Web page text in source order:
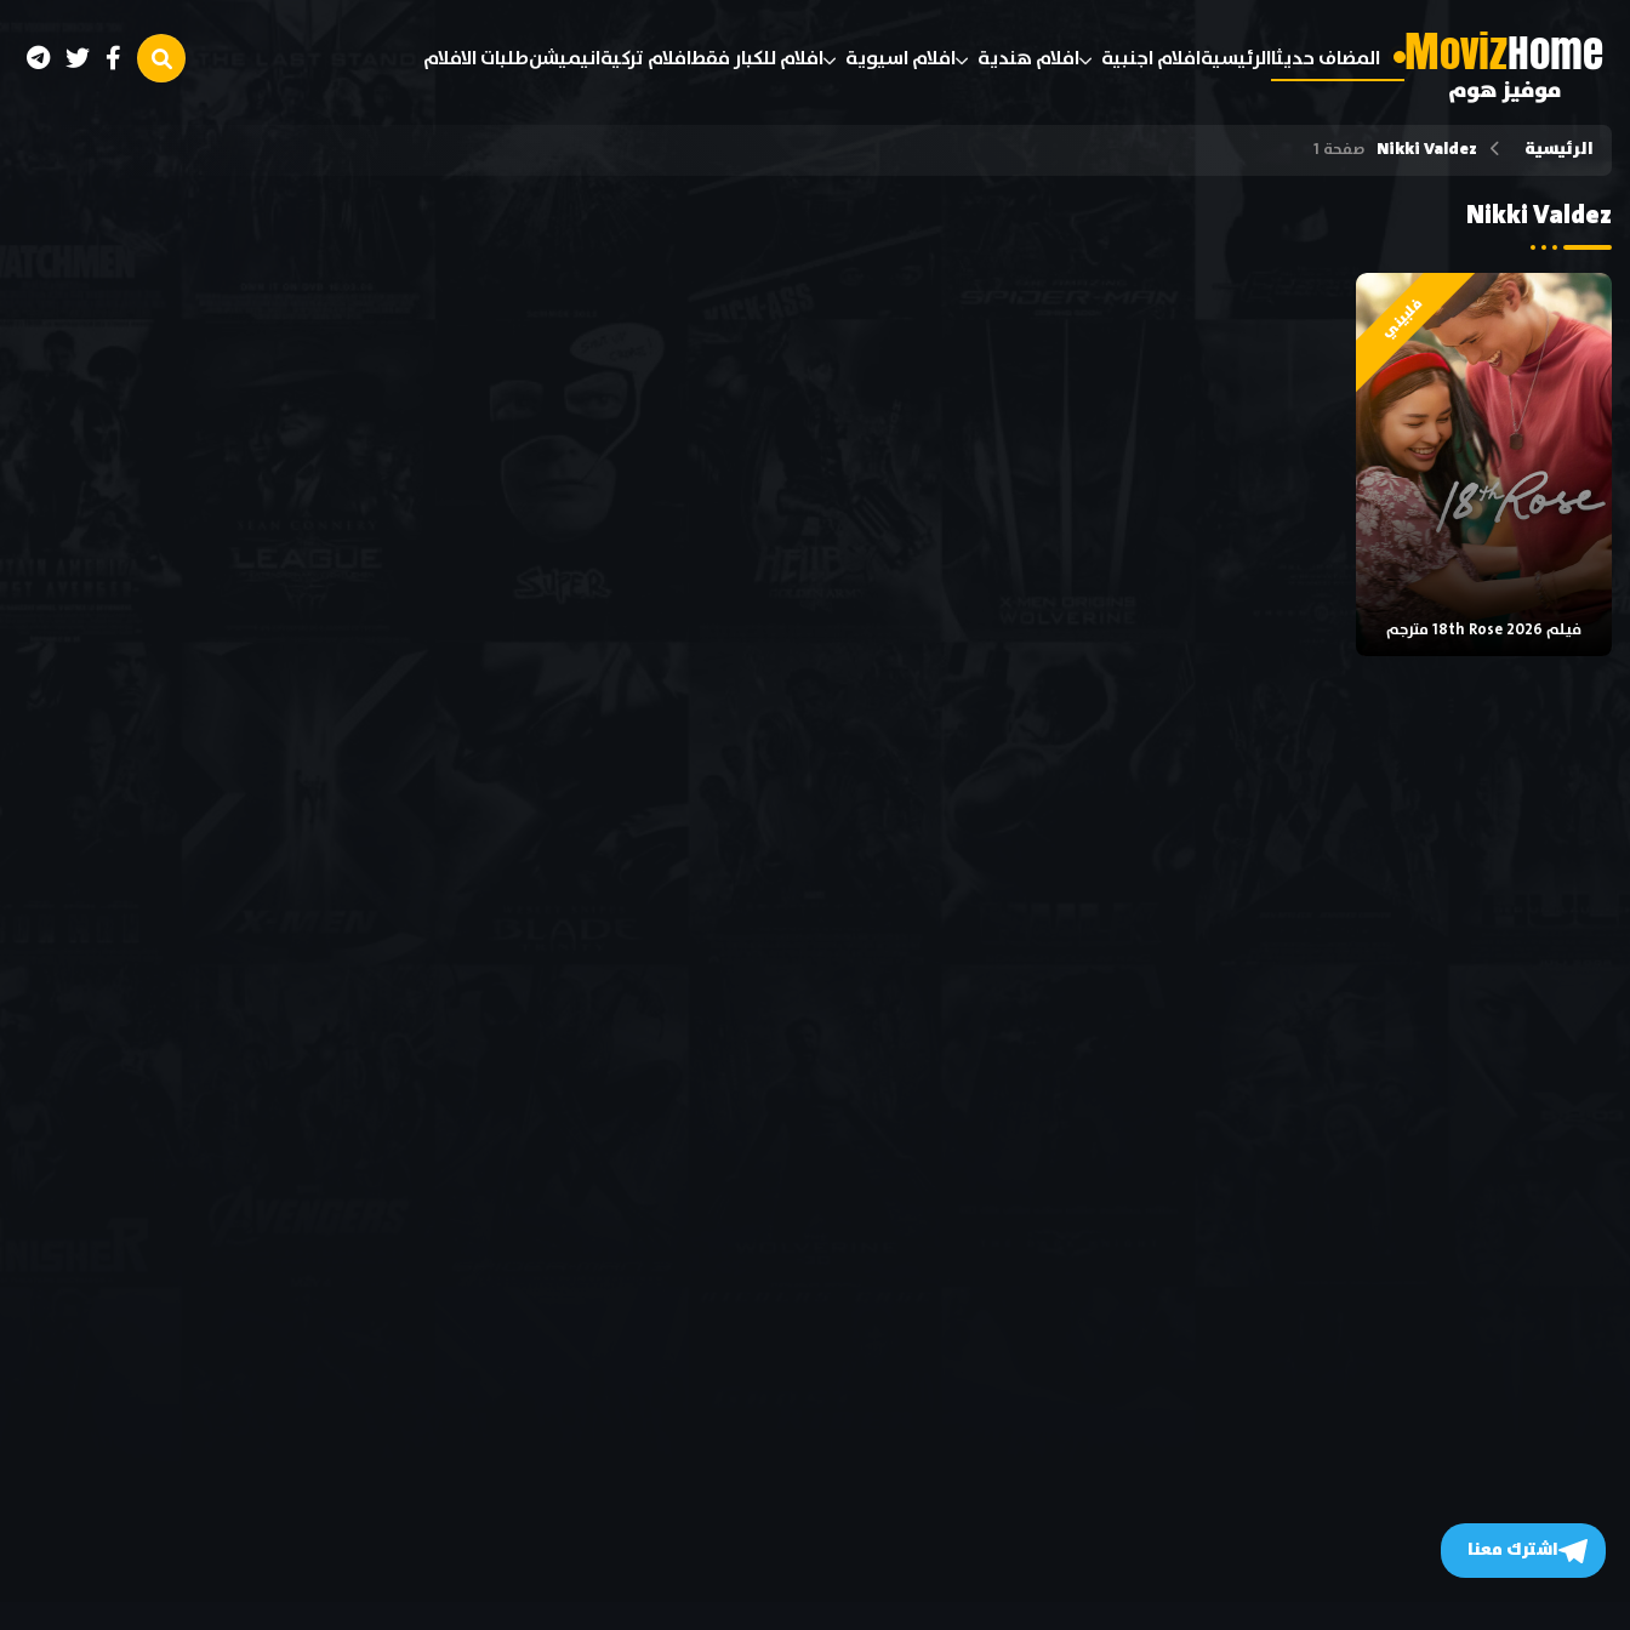
MovizHome
موفيز هوم
المضاف حديثاالرئيسيةافلام اجنبية افلام هندية افلام اسيوية افلام للكبار فقطافلام تركيةانيميشنطلبات الافلام
الرئيسية Nikki Valdez صفحة 1
Nikki Valdez
فلبيني
فيلم 18th Rose 2026 مترجم
اشترك معنا